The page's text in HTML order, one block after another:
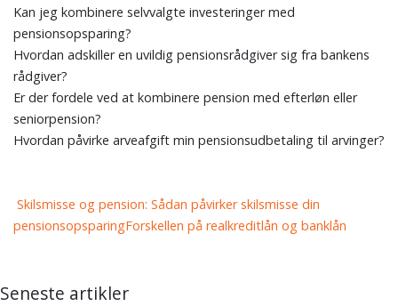
Kan jeg kombinere selvvalgte investeringer med
pensionsopsparing?
Hvordan adskiller en uvildig pensionsrådgiver sig fra bankens
rådgiver?
Er der fordele ved at kombinere pension med efterløn eller
seniorpension?
Hvordan påvirke arveafgift min pensionsudbetaling til arvinger?
Indlæg
navigation
Skilsmisse og pension: Sådan påvirker skilsmisse din
pensionsopsparingForskellen på realkreditlån og banklån
Seneste artikler